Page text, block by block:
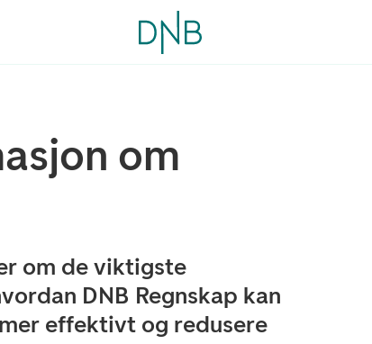
om
om de viktigste
DNB Regnskap kan
effektivt og redusere